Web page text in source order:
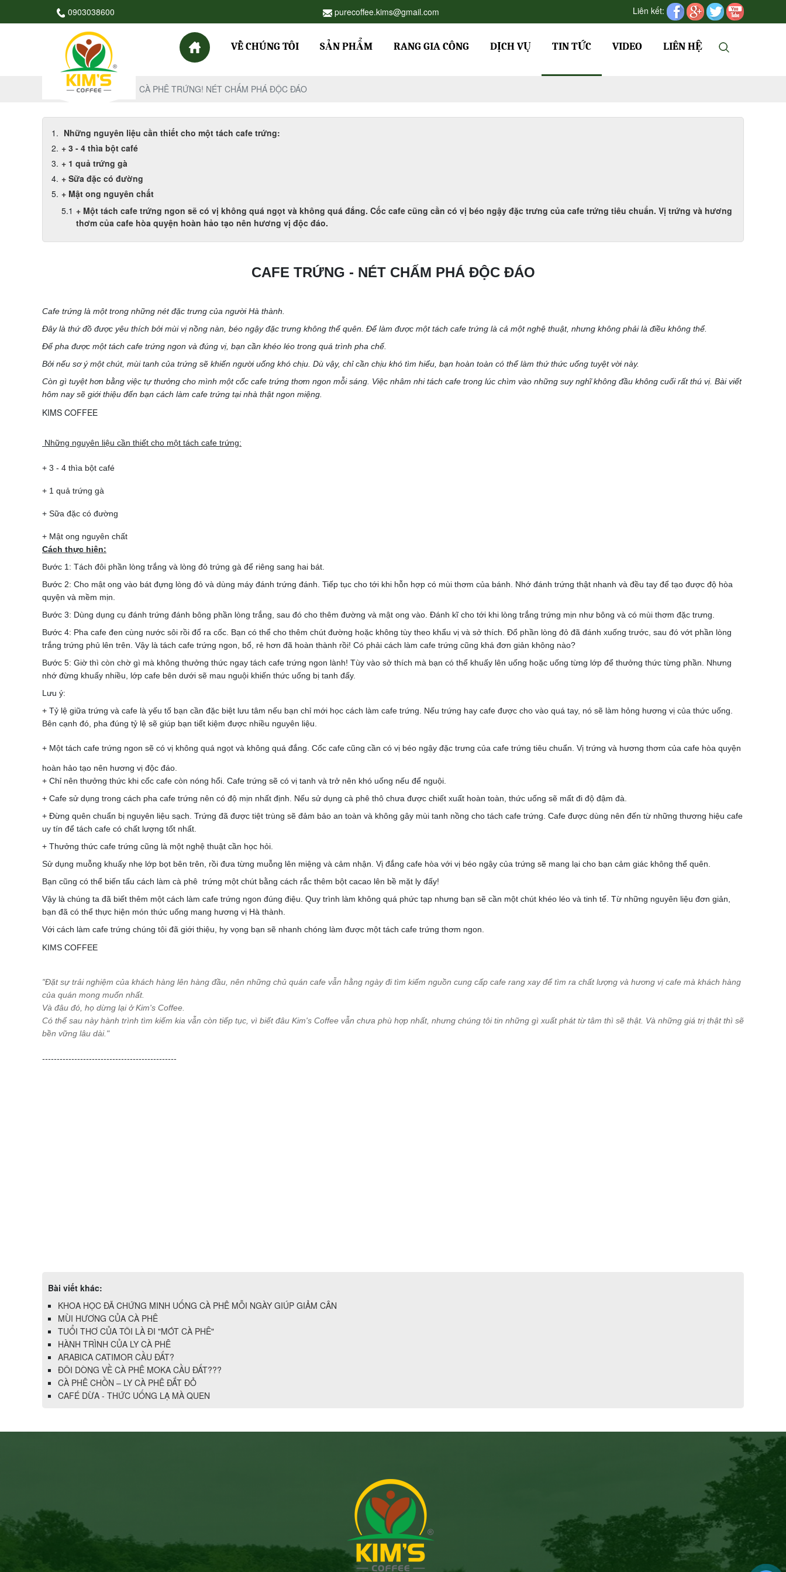
0903038600 purecoffee.kims@gmail.com Liên kết:
VỀ CHÚNG TÔI SẢN PHẨM RANG GIA CÔNG DỊCH VỤ TIN TỨC VIDEO LIÊN HỆ
Trang chủ Tin Tức CÀ PHÊ TRỨNG! NÉT CHẤM PHÁ ĐỘC ĐÁO
Những nguyên liệu cần thiết cho một tách cafe trứng:
+ 3 - 4 thìa bột café
+ 1 quả trứng gà
+ Sữa đặc có đường
+ Mật ong nguyên chất
+ Một tách cafe trứng ngon sẽ có vị không quá ngọt và không quá đắng. Cốc cafe cũng cần có vị béo ngậy đặc trưng của cafe trứng tiêu chuẩn. Vị trứng và hương
thơm của cafe hòa quyện hoàn hảo tạo nên hương vị độc đáo.
CAFE TRỨNG - NÉT CHẤM PHÁ ĐỘC ĐÁO
Cafe trứng là một trong những nét đặc trưng của người Hà thành.
Đây là thứ đồ được yêu thích bởi mùi vị nồng nàn, béo ngậy đặc trưng không thể quên. Để làm được một tách cafe trứng là cả một nghệ thuật, nhưng không phải là điều không thể.
Để pha được một tách cafe trứng ngon và đúng vị, bạn cần khéo léo trong quá trình pha chế.
Bởi nếu sơ ý một chút, mùi tanh của trứng sẽ khiến người uống khó chịu. Dù vậy, chỉ cần chịu khó tìm hiểu, bạn hoàn toàn có thể làm thứ thức uống tuyệt vời này.
Còn gì tuyệt hơn bằng việc tự thưởng cho mình một cốc cafe trứng thơm ngon mỗi sáng. Việc nhâm nhi tách cafe trong lúc chìm vào những suy nghĩ không đầu không cuối rất thú vị. Bài viết
hôm nay sẽ giới thiệu đến bạn cách làm cafe trứng tại nhà thật ngon miệng.
Những nguyên liệu cần thiết cho một tách cafe trứng:
+ 3 - 4 thìa bột café
+ 1 quả trứng gà
+ Sữa đặc có đường
+ Mật ong nguyên chất
Cách thực hiện:
Bước 1: Tách đôi phần lòng trắng và lòng đỏ trứng gà để riêng sang hai bát.
Bước 2: Cho mật ong vào bát đựng lòng đỏ và dùng máy đánh trứng đánh. Tiếp tục cho tới khi hỗn hợp có mùi thơm của bánh. Nhớ đánh trứng thật nhanh và đều tay để tạo được độ hòa
quyện và mềm mịn.
Bước 3: Dùng dụng cụ đánh trứng đánh bông phần lòng trắng, sau đó cho thêm đường và mật ong vào. Đánh kĩ cho tới khi lòng trắng trứng mịn như bông và có mùi thơm đặc trưng.
Bước 4: Pha cafe đen cùng nước sôi rồi đổ ra cốc. Bạn có thể cho thêm chút đường hoặc không tùy theo khẩu vị và sở thích. Đổ phần lòng đỏ đã đánh xuống trước, sau đó vớt phần lòng
trắng trứng phủ lên trên. Vậy là tách cafe trứng ngon, bổ, rẻ hơn đã hoàn thành rồi! Có phải cách làm cafe trứng cũng khá đơn giản không nào?
Bước 5: Giờ thì còn chờ gì mà không thưởng thức ngay tách cafe trứng ngon lành! Tùy vào sở thích mà bạn có thể khuấy lên uống hoặc uống từng lớp để thưởng thức từng phần. Nhưng
nhớ đừng khuấy nhiều, lớp cafe bên dưới sẽ mau nguội khiến thức uống bị tanh đấy.
Lưu ý:
+ Tỷ lệ giữa trứng và cafe là yếu tố bạn cần đặc biệt lưu tâm nếu bạn chỉ mới học cách làm cafe trứng. Nếu trứng hay cafe được cho vào quá tay, nó sẽ làm hỏng hương vị của thức uống.
Bên cạnh đó, pha đúng tỷ lệ sẽ giúp bạn tiết kiệm được nhiều nguyên liệu.
+ Một tách cafe trứng ngon sẽ có vị không quá ngọt và không quá đắng. Cốc cafe cũng cần có vị béo ngậy đặc trưng của cafe trứng tiêu chuẩn. Vị trứng và hương thơm của cafe hòa quyện
hoàn hảo tạo nên hương vị độc đáo.
+ Chỉ nên thưởng thức khi cốc cafe còn nóng hổi. Cafe trứng sẽ có vị tanh và trở nên khó uống nếu để nguội.
+ Cafe sử dụng trong cách pha cafe trứng nên có độ mịn nhất định. Nếu sử dụng cà phê thô chưa được chiết xuất hoàn toàn, thức uống sẽ mất đi độ đậm đà.
+ Đừng quên chuẩn bị nguyên liệu sạch. Trứng đã được tiệt trùng sẽ đảm bảo an toàn và không gây mùi tanh nồng cho tách cafe trứng. Cafe được dùng nên đến từ những thương hiệu cafe
uy tín để tách cafe có chất lượng tốt nhất.
+ Thưởng thức cafe trứng cũng là một nghệ thuật cần học hỏi.
Sử dụng muỗng khuấy nhẹ lớp bọt bên trên, rồi đưa từng muỗng lên miệng và cảm nhận. Vị đắng cafe hòa với vị béo ngậy của trứng sẽ mang lại cho bạn cảm giác không thể quên.
Bạn cũng có thể biến tấu cách làm cà phê trứng một chút bằng cách rắc thêm bột cacao lên bề mặt ly đấy!
Vậy là chúng ta đã biết thêm một cách làm cafe trứng ngon đúng điệu. Quy trình làm không quá phức tạp nhưng bạn sẽ cần một chút khéo léo và tinh tế. Từ những nguyên liệu đơn giản,
bạn đã có thể thực hiện món thức uống mang hương vị Hà thành.
Với cách làm cafe trứng chúng tôi đã giới thiệu, hy vọng bạn sẽ nhanh chóng làm được một tách cafe trứng thơm ngon.
"Đặt sự trải nghiệm của khách hàng lên hàng đầu, nên những chủ quán cafe vẫn hằng ngày đi tìm kiếm nguồn cung cấp cafe rang xay để tìm ra chất lượng và hương vị cafe mà khách hàng
của quán mong muốn nhất.
Và đâu đó, họ dừng lại ở Kim's Coffee.
Có thể sau này hành trình tìm kiếm kia vẫn còn tiếp tục, vì biết đâu Kim's Coffee vẫn chưa phù hợp nhất, nhưng chúng tôi tin những gì xuất phát từ tâm thì sẽ thật. Và những giá trị thật thì sẽ
bền vững lâu dài."
----------------------------------------------
Bài viết khác:
KHOA HỌC ĐÃ CHỨNG MINH UỐNG CÀ PHÊ MỖI NGÀY GIÚP GIẢM CÂN
MÙI HƯƠNG CỦA CÀ PHÊ
TUỔI THƠ CỦA TÔI LÀ ĐI "MÓT CÀ PHÊ"
HÀNH TRÌNH CỦA LY CÀ PHÊ
ARABICA CATIMOR CẦU ĐẤT?
ĐÔI DÒNG VỀ CÀ PHÊ MOKA CẦU ĐẤT???
CÀ PHÊ CHỒN – LY CÀ PHÊ ĐẮT ĐỎ
CAFÉ DỪA - THỨC UỐNG LẠ MÀ QUEN